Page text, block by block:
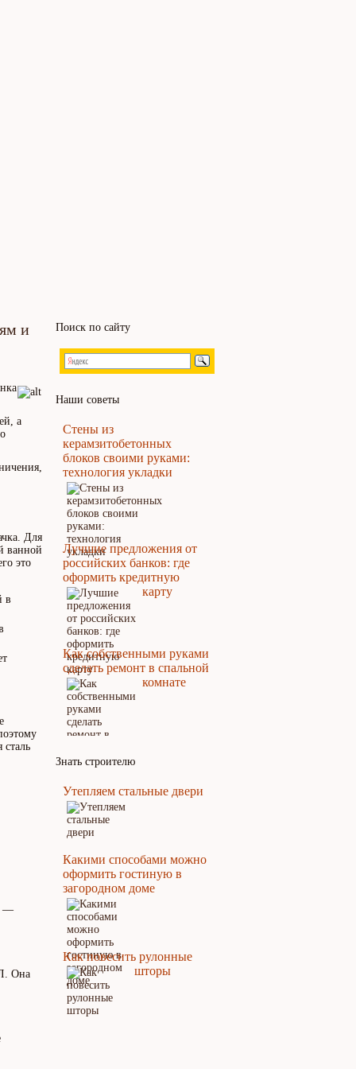
и
а
Для
ванной
это
в
—
Она
Поиск по сайту
Наши советы
Стены из
керамзитобетонных
блоков своими руками:
технология укладки
Лучшие предложения от
российских банков: где
оформить кредитную
карту
Как собственными руками
сделать ремонт в спальной
комнате
Знать строителю
Утепляем стальные двери
Какими способами можно
оформить гостиную в
загородном доме
Как повесить рулонные
шторы